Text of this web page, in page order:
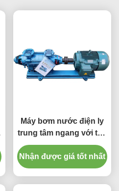
Máy bơm nước điện ly
trung tâm ngang với tốc
độ dòng chảy cao
Nhận được giá tốt nhất